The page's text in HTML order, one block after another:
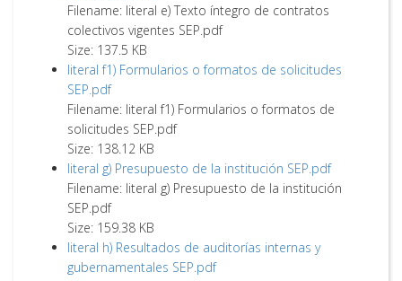
Filename: literal e) Texto íntegro de contratos
colectivos vigentes SEP.pdf
Size: 137.5 KB
literal f1) Formularios o formatos de solicitudes
SEP.pdf
Filename: literal f1) Formularios o formatos de
solicitudes SEP.pdf
Size: 138.12 KB
literal g) Presupuesto de la institución SEP.pdf
Filename: literal g) Presupuesto de la institución
SEP.pdf
Size: 159.38 KB
literal h) Resultados de auditorías internas y
gubernamentales SEP.pdf